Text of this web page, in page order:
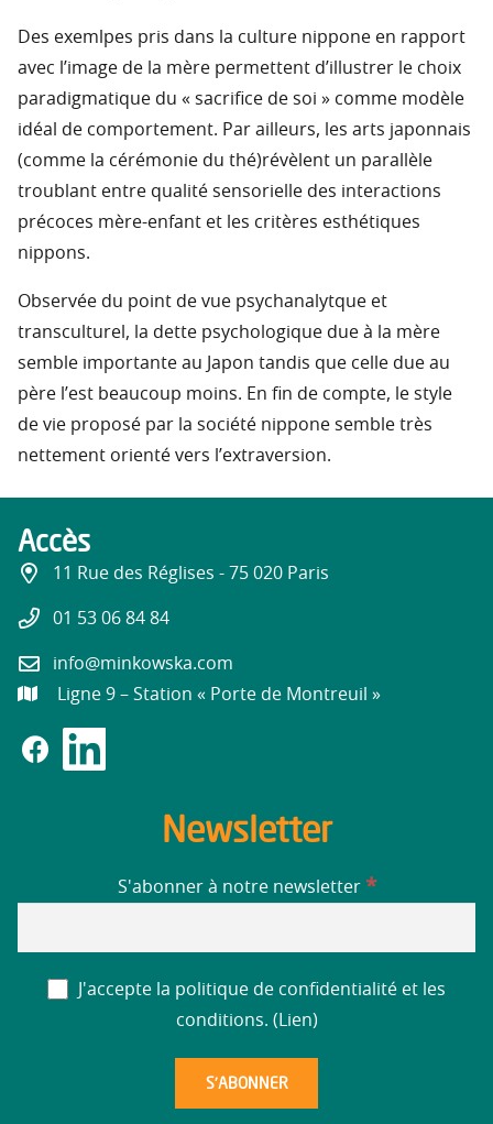
Des exemlpes pris dans la culture nippone en rapport
avec l’image de la mère permettent d’illustrer le choix
paradigmatique du « sacrifice de soi » comme modèle
idéal de comportement. Par ailleurs, les arts japonnais
(comme la cérémonie du thé)révèlent un parallèle
troublant entre qualité sensorielle des interactions
précoces mère-enfant et les critères esthétiques
nippons.
Observée du point de vue psychanalytque et
transculturel, la dette psychologique due à la mère
semble importante au Japon tandis que celle due au
père l’est beaucoup moins. En fin de compte, le style
de vie proposé par la société nippone semble très
nettement orienté vers l’extraversion.
Accès
11 Rue des Réglises - 75 020 Paris
01 53 06 84 84
info@minkowska.com
Ligne 9 – Station « Porte de Montreuil »
Newsletter
S'abonner à notre newsletter *
J'accepte la politique de confidentialité et les
conditions. ( Lien)